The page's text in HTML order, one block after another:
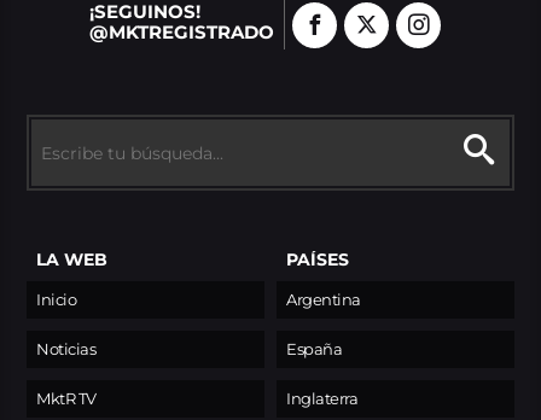
¡SEGUINOS!
@MKTREGISTRADO
LA WEB
Inicio
Noticias
MktR TV
PAÍSES
Argentina
España
Inglaterra